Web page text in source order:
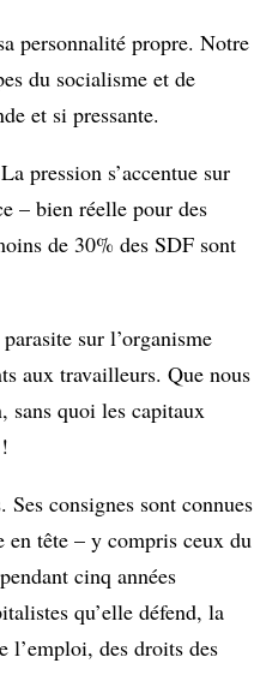
personnalité propre. Notre
du socialisme et de
et si pressante.
pression s’accentue sur
– bien réelle pour des
de 30% des SDF sont
sur l’organisme
aux travailleurs. Que nous
sans quoi les capitaux
consignes sont connues
en tête – y compris ceux du
cinq années
qu’elle défend, la
l’emploi, des droits des